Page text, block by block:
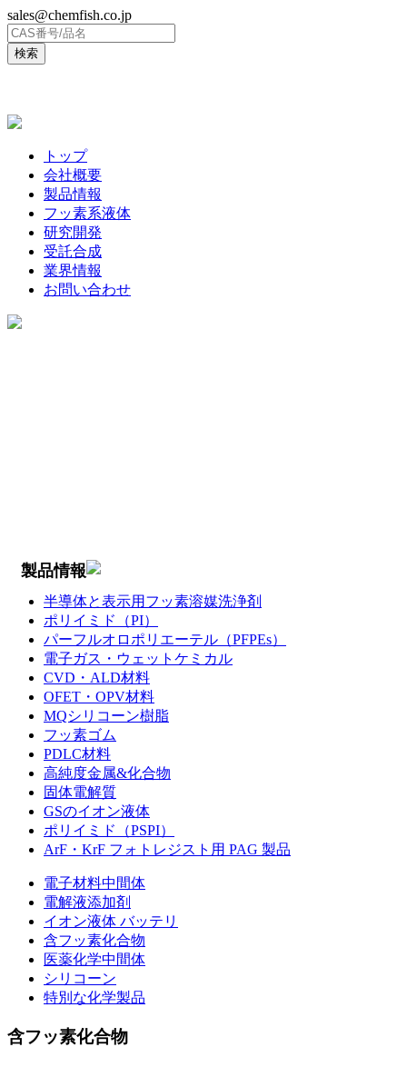
sales@chemfish.co.jp
トップ
会社概要
製品情報
フッ素系液体
研究開発
受託合成
業界情報
お問い合わせ
製品情報
半導体と表示用フッ素溶媒洗浄剤
ポリイミド（PI）
パーフルオロポリエーテル（PFPEs）
電子ガス・ウェットケミカル
CVD・ALD材料
OFET・OPV材料
MQシリコーン樹脂
フッ素ゴム
PDLC材料
高純度金属&化合物
固体電解質
GSのイオン液体
ポリイミド（PSPI）
ArF・KrF フォトレジスト用 PAG 製品
電子材料中間体
電解液添加剤
イオン液体 バッテリ
含フッ素化合物
医薬化学中間体
シリコーン
特別な化学製品
含フッ素化合物